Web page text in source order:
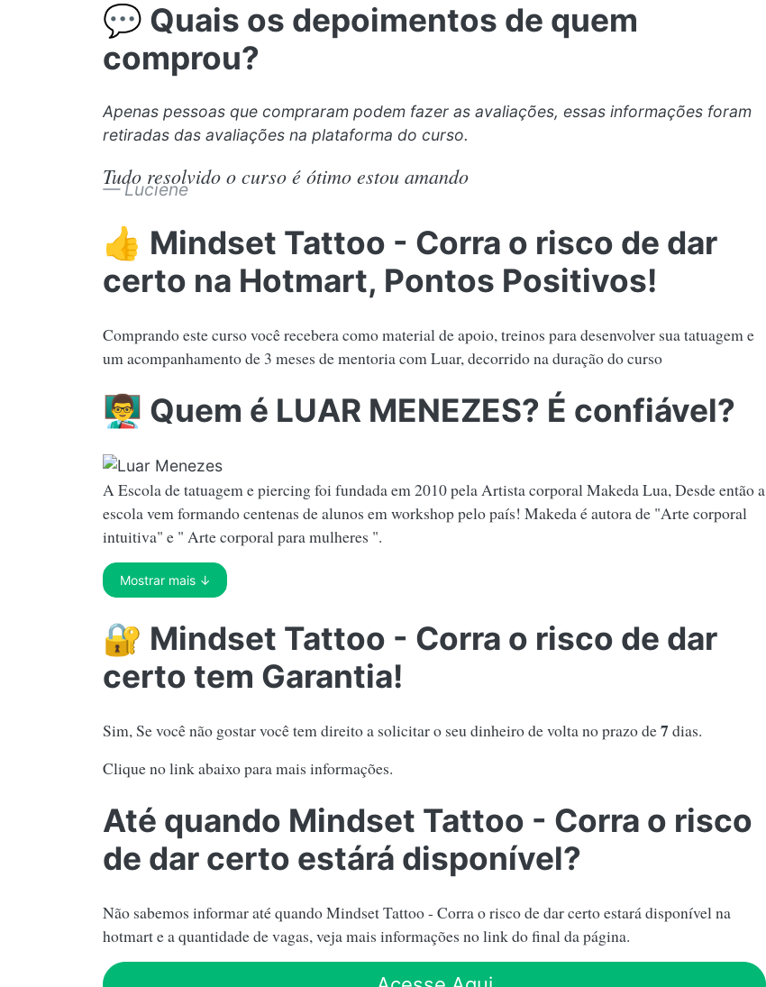
💬 Quais os depoimentos de quem
comprou?
Apenas pessoas que compraram podem fazer as avaliações, essas informações foram
retiradas das avaliações na plataforma do curso.
Tudo resolvido o curso é ótimo estou amando
Luciene
👍 Mindset Tattoo - Corra o risco de dar
certo na Hotmart, Pontos Positivos!
Comprando este curso você recebera como material de apoio, treinos para desenvolver sua tatuagem e
um acompanhamento de 3 meses de mentoria com Luar, decorrido na duração do curso
👨‍🏫 Quem é LUAR MENEZES? É confiável?
A Escola de tatuagem e piercing foi fundada em 2010 pela Artista corporal Makeda Lua, Desde então a
escola vem formando centenas de alunos em workshop pelo país! Makeda é autora de "Arte corporal
intuitiva" e " Arte corporal para mulheres ".
Mostrar mais ↓
🔐 Mindset Tattoo - Corra o risco de dar
certo tem Garantia!
Sim, Se você não gostar você tem direito a solicitar o seu dinheiro de volta no prazo de7dias.
Clique no link abaixo para mais informações.
Até quando Mindset Tattoo - Corra o risco
de dar certo estárá disponível?
Não sabemos informar até quando Mindset Tattoo - Corra o risco de dar certo estará disponível na
hotmart e a quantidade de vagas, veja mais informações no link do final da página.